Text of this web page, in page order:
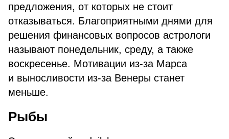
предложения, от которых не стоит
отказываться. Благоприятными днями для
решения финансовых вопросов астрологи
называют понедельник, среду, а также
воскресенье. Мотивации из-за Марса
и выносливости из-за Венеры станет
меньше.
Рыбы